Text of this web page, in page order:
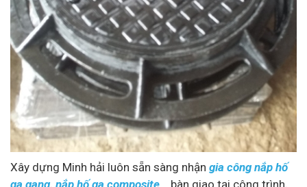
Xây dựng Minh hải luôn sẵn sàng nhận gia công nắp hố
ga gang, nắp hố ga composite... bàn giao tại công trình,